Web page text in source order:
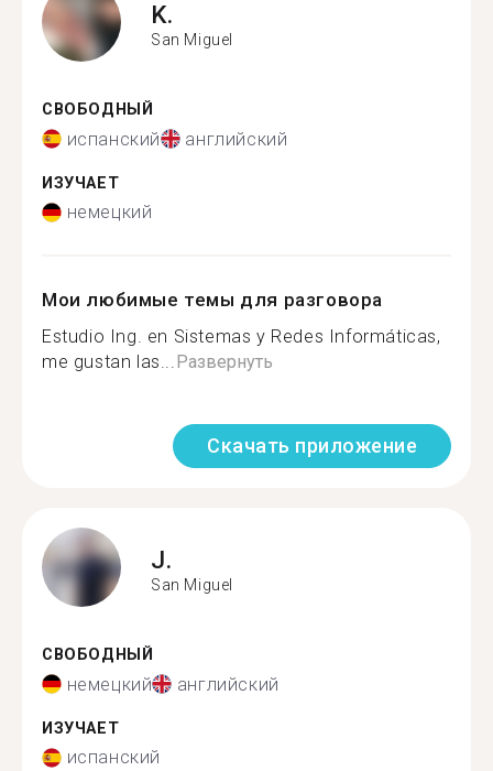
K.
San Miguel
СВОБОДНЫЙ
испанский английский
ИЗУЧАЕТ
немецкий
Мои любимые темы для разговора
Estudio Ing. en Sistemas y Redes Informáticas,
me gustan las...Развернуть
Скачать приложение
J.
San Miguel
СВОБОДНЫЙ
немецкий английский
ИЗУЧАЕТ
испанский